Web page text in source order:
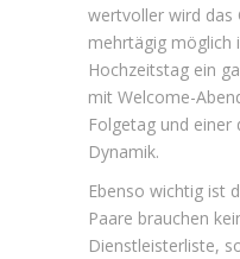
wertvoller wird das
mehrtägig möglich
Hochzeitstag ein
mit Welcome-
Folgetag und einer
Dynamik.
Ebenso wichtig ist
Paare brauchen
Dienstleisterliste,